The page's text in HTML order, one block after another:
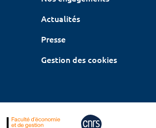
Actualités
Presse
Gestion des cookies